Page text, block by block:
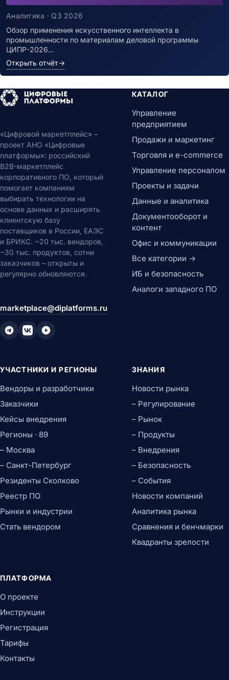
Аналитика · Q3 2026
Обзор применения искусственного интеллекта в
промышленности по материалам деловой программы
ЦИПР-2026…
Открыть отчёт→
«Цифровой маркетплейс» –
проект АНО «Цифровые
платформы»: российский
B2B-маркетплейс
корпоративного ПО, который
помогает компаниям
выбирать технологии на
основе данных и расширять
клиентскую базу
поставщиков в России, ЕАЭС
и БРИКС. ~20 тыс. вендоров,
~30 тыс. продуктов, сотни
заказчиков – открыты и
регулярно обновляются.
marketplace@diplatforms.ru
КАТАЛОГ
Управление
предприятием
Продажи и маркетинг
Торговля и e-commerce
Управление персоналом
Проекты и задачи
Данные и аналитика
Документооборот и
контент
Офис и коммуникации
Все категории →
ИБ и безопасность
Аналоги западного ПО
УЧАСТНИКИ И РЕГИОНЫ
Вендоры и разработчики
Заказчики
Кейсы внедрения
Регионы · 89
– Москва
– Санкт-Петербург
Резиденты Сколково
Реестр ПО
Рынки и индустрии
Стать вендором
ЗНАНИЯ
Новости рынка
– Регулирование
– Рынок
– Продукты
– Внедрения
– Безопасность
– События
Новости компаний
Аналитика рынка
Сравнения и бенчмарки
Квадранты зрелости
ПЛАТФОРМА
О проекте
Инструкции
Регистрация
Тарифы
Контакты